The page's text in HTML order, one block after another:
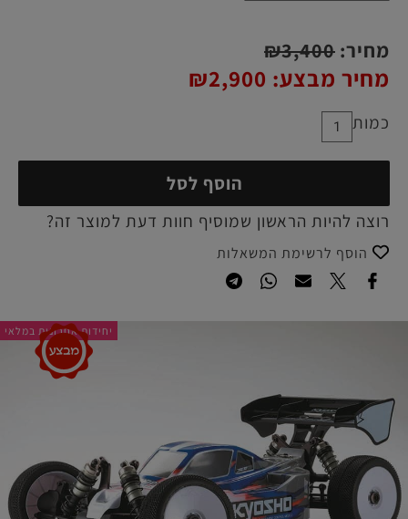
יחידות אחרונות במלאי
מחיר: ₪3,400
מחיר מבצע: ₪2,900
כמות
הוסף לסל
רוצה להיות הראשון שמוסיף חוות דעת למוצר זה?
הוסף לרשימת המשאלות